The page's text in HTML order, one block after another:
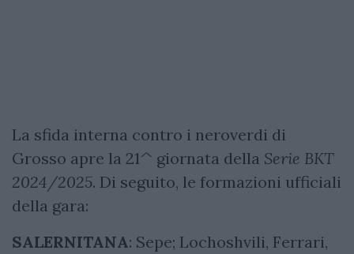
La sfida interna contro i neroverdi di
Grosso apre la 21^ giornata della Serie BKT
2024/2025. Di seguito, le formazioni ufficiali
della gara:
SALERNITANA: Sepe; Lochoshvili, Ferrari,